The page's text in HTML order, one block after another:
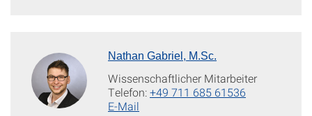
Nathan Gabriel, M.Sc.
Wissenschaftlicher Mitarbeiter
Telefon:+49 711 685 61536
E-Mail